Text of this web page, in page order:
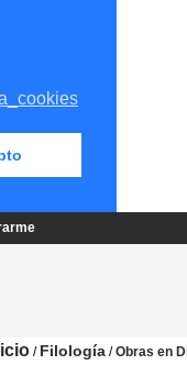
/ Filología /Obras en